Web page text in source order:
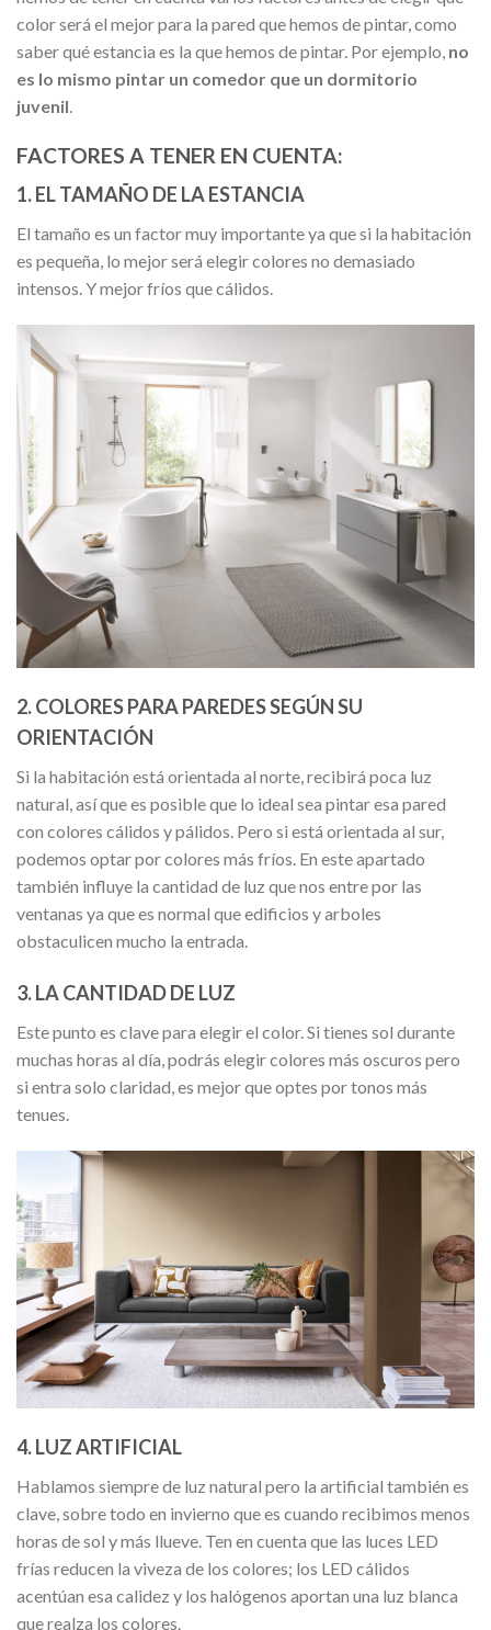
color será el mejor para la pared que hemos de pintar, como
saber qué estancia es la que hemos de pintar. Por ejemplo, no
es lo mismo pintar un comedor que un dormitorio
juvenil.
FACTORES A TENER EN CUENTA:
1. EL TAMAÑO DE LA ESTANCIA
El tamaño es un factor muy importante ya que si la habitación
es pequeña, lo mejor será elegir colores no demasiado
intensos. Y mejor fríos que cálidos.
2. COLORES PARA PAREDES SEGÚN SU
ORIENTACIÓN
Si la habitación está orientada al norte, recibirá poca luz
natural, así que es posible que lo ideal sea pintar esa pared
con colores cálidos y pálidos. Pero si está orientada al sur,
podemos optar por colores más fríos. En este apartado
también influye la cantidad de luz que nos entre por las
ventanas ya que es normal que edificios y arboles
obstaculicen mucho la entrada.
3. LA CANTIDAD DE LUZ
Este punto es clave para elegir el color. Si tienes sol durante
muchas horas al día, podrás elegir colores más oscuros pero
si entra solo claridad, es mejor que optes por tonos más
tenues.
4. LUZ ARTIFICIAL
Hablamos siempre de luz natural pero la artificial también es
clave, sobre todo en invierno que es cuando recibimos menos
horas de sol y más llueve. Ten en cuenta que las luces LED
frías reducen la viveza de los colores; los LED cálidos
acentúan esa calidez y los halógenos aportan una luz blanca
que realza los colores.